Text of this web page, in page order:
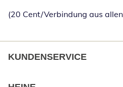
(20 Cent/Verbindung aus
KUNDENSERVICE